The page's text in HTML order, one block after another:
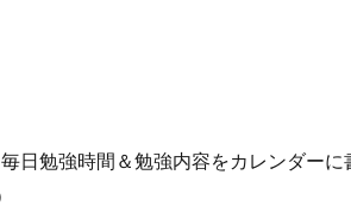
日勉強時間＆勉強内容をカレンダーに